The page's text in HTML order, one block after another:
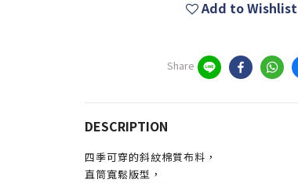
Add to Wishlist
Share
DESCRIPTION
四季可穿的斜紋棉質布料，
直筒寬鬆版型，